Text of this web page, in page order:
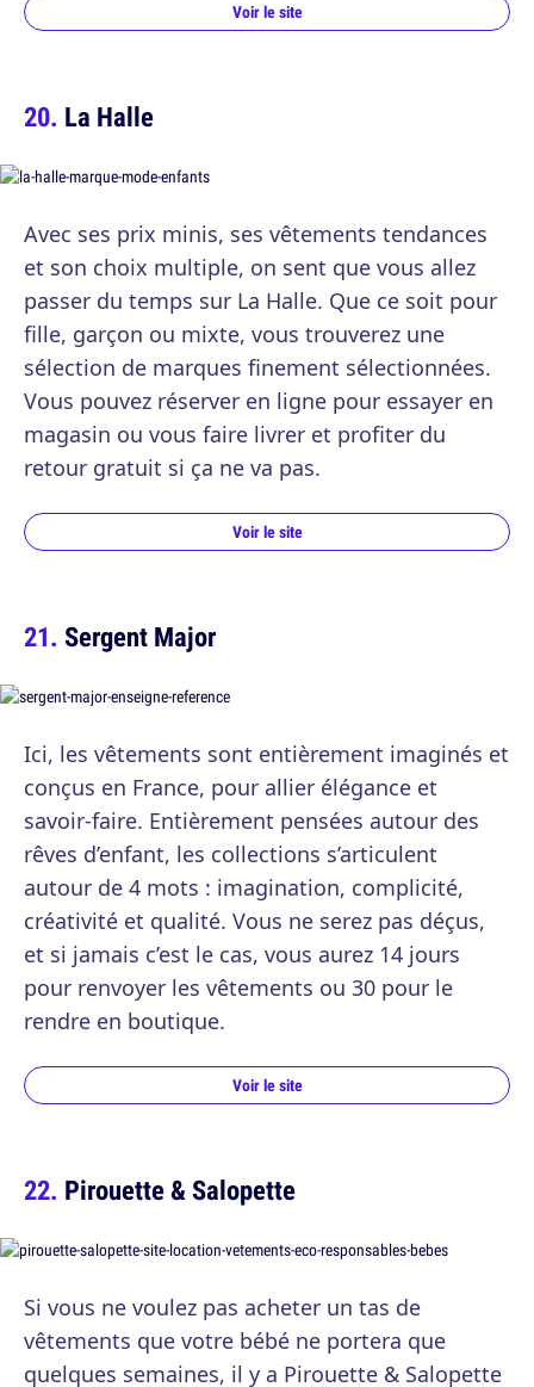
Voir le site
La Halle
Avec ses prix minis, ses vêtements tendances
et son choix multiple, on sent que vous allez
passer du temps sur La Halle. Que ce soit pour
fille, garçon ou mixte, vous trouverez une
sélection de marques finement sélectionnées.
Vous pouvez réserver en ligne pour essayer en
magasin ou vous faire livrer et profiter du
retour gratuit si ça ne va pas.
Voir le site
Sergent Major
Ici, les vêtements sont entièrement imaginés et
conçus en France, pour allier élégance et
savoir-faire. Entièrement pensées autour des
rêves d’enfant, les collections s’articulent
autour de 4 mots : imagination, complicité,
créativité et qualité. Vous ne serez pas déçus,
et si jamais c’est le cas, vous aurez 14 jours
pour renvoyer les vêtements ou 30 pour le
rendre en boutique.
Voir le site
Pirouette & Salopette
Si vous ne voulez pas acheter un tas de
vêtements que votre bébé ne portera que
quelques semaines, il y a Pirouette & Salopette